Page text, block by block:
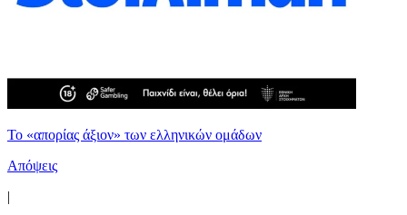
Το «απορίας άξιον» των ελληνικών ομάδων
Απόψεις
|